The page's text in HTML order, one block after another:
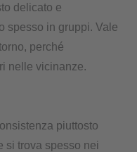
delicato e
spesso in gruppi. Vale
perché
nelle vicinanze.
piuttosto
si trova spesso nei